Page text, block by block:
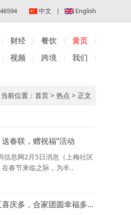
中文 | English
财经 餐饮
黄页
视频 跨境 我们
当前位置： 首页 > 热点 > 正文
春联，赠祝福”活动
网2月5日消息（上梅社区
春节来临之际，为丰..
松园社区开设“正月十五喜庆多，合家团圆幸福多” 元宵节工作坊